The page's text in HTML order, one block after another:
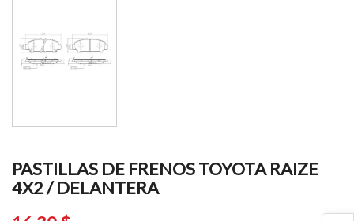
PASTILLAS DE FRENOS TOYOTA RAIZE
4X2 / DELANTERA